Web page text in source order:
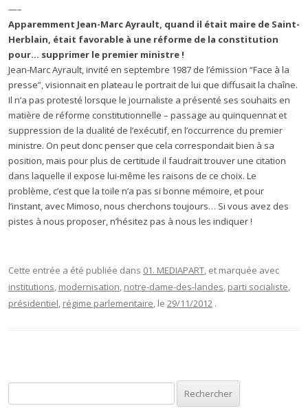
—–
Apparemment Jean-Marc Ayrault, quand il était maire de Saint-
Herblain, était favorable à une réforme de la constitution
pour… supprimer le premier ministre !
Jean-Marc Ayrault, invité en septembre 1987 de l’émission “Face à la
presse”, visionnait en plateau le portrait de lui que diffusait la chaîne.
Il n’a pas protesté lorsque le journaliste a présenté ses souhaits en
matière de réforme constitutionnelle – passage au quinquennat et
suppression de la dualité de l’exécutif, en l’occurrence du premier
ministre. On peut donc penser que cela correspondait bien à sa
position, mais pour plus de certitude il faudrait trouver une citation
dans laquelle il expose lui-même les raisons de ce choix. Le
problème, c’est que la toile n’a pas si bonne mémoire, et pour
l’instant, avec Mimoso, nous cherchons toujours… Si vous avez des
pistes à nous proposer, n’hésitez pas à nous les indiquer !
Cette entrée a été publiée dans 01. MEDIAPART, et marquée avec
institutions, modernisation, notre-dame-des-landes, parti socialiste,
présidentiel, régime parlementaire, le 29/11/2012 .